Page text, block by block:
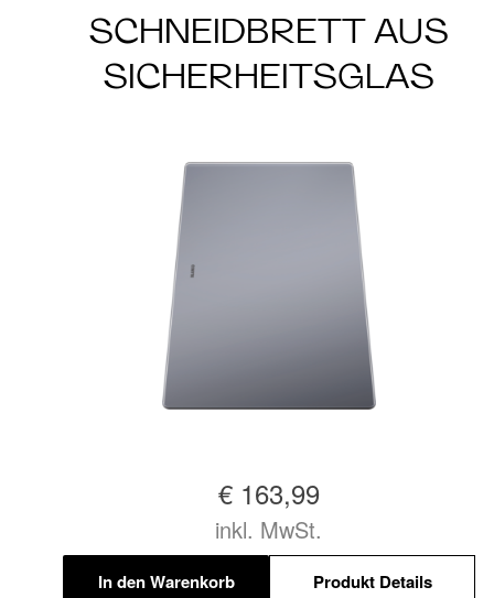
SCHNEIDBRETT AUS
SICHERHEITSGLAS
€ 163,99
inkl. MwSt.
In den Warenkorb Produkt Details